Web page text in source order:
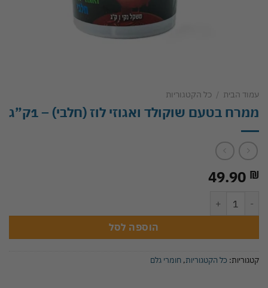
עמוד הבית / כל הקטגוריות
ממרח בטעם שוקולד ואגוזי לוז (חלבי) – 1ק”ג
49.90 ₪
הוספה לסל
קטגוריות: כל הקטגוריות, חומרי גלם